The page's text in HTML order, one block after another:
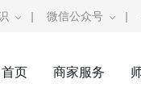
| 微信公众号 |
首页 商家服务